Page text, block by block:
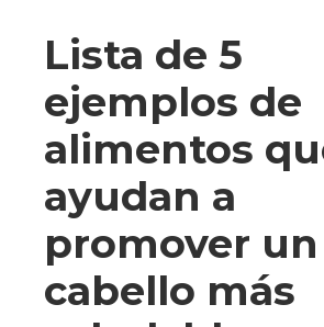
Lista de 5
ejemplos de
alimentos
ayudan a
promover un
cabello más